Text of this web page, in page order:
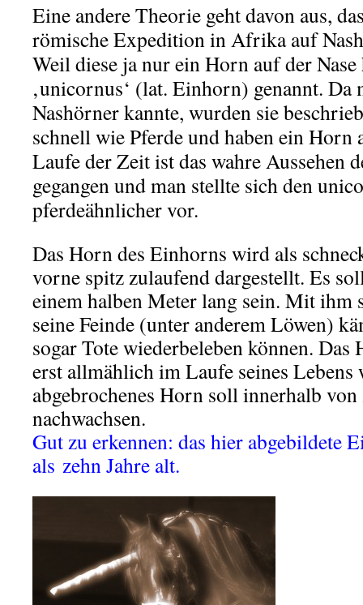
Eine andere Theorie geht davon aus,
römische Expedition in Afrika auf
Weil diese ja nur ein Horn auf der
‚unicornus‘ (lat. Einhorn) genannt. Da
Nashörner kannte, wurden sie
schnell wie Pferde und haben ein Horn
Laufe der Zeit ist das wahre Aussehen
gegangen und man stellte sich den
pferdeähnlicher vor.
Das Horn des Einhorns wird als
vorne spitz zulaufend dargestellt. Es
einem halben Meter lang sein. Mit ihm
seine Feinde (unter anderem Löwen)
sogar Tote wiederbeleben können.
erst allmählich im Laufe seines Lebens
abgebrochenes Horn soll innerhalb
nachwachsen.
Gut zu erkennen: das hier abgebildete
als zehn Jahre alt.